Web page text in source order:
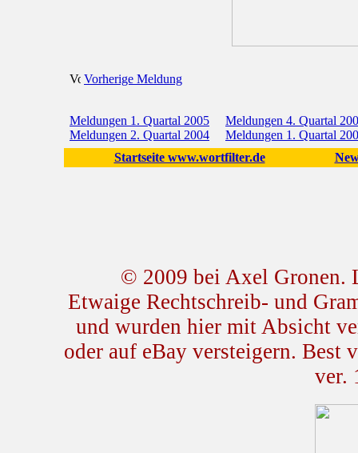
Vorherige Meldung
Meldungen 1. Quartal 2005
Meldungen 4. Quartal
Meldungen 2. Quartal 2004
Meldungen 1. Quartal
Startseite www.wortfilter.de
© 2009 bei Axel Gronen.
Etwaige Rechtschreib- und
und wurden hier mit Absicht
oder auf eBay versteigern. Best
ver.